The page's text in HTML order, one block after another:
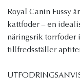
Royal Canin Fussy
kattfoder – en
näringsrik torrfoder
tillfredsställer